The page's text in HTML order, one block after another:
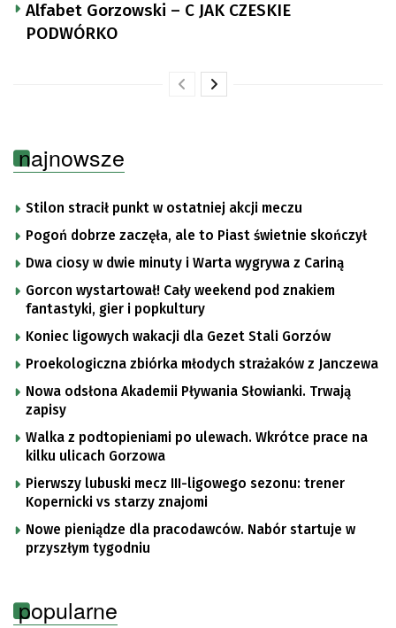
Alfabet Gorzowski – C JAK CZESKIE
PODWÓRKO
najnowsze
Stilon stracił punkt w ostatniej akcji meczu
Pogoń dobrze zaczęła, ale to Piast świetnie skończył
Dwa ciosy w dwie minuty i Warta wygrywa z Cariną
Gorcon wystartował! Cały weekend pod znakiem
fantastyki, gier i popkultury
Koniec ligowych wakacji dla Gezet Stali Gorzów
Proekologiczna zbiórka młodych strażaków z Janczewa
Nowa odsłona Akademii Pływania Słowianki. Trwają
zapisy
Walka z podtopieniami po ulewach. Wkrótce prace na
kilku ulicach Gorzowa
Pierwszy lubuski mecz III-ligowego sezonu: trener
Kopernicki vs starzy znajomi
Nowe pieniądze dla pracodawców. Nabór startuje w
przyszłym tygodniu
popularne